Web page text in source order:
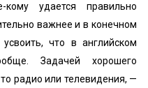
удается правильно
важнее и в конечном
что в английском
Задачей хорошего
радио или телевидения, —